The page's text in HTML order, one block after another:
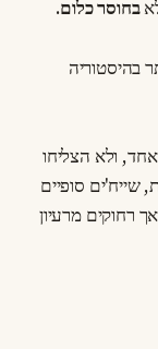
בחוסר כלום.
בהיסטוריה
ולא הצליחו
שייח'ים סופיים
רחוקים מרעיון